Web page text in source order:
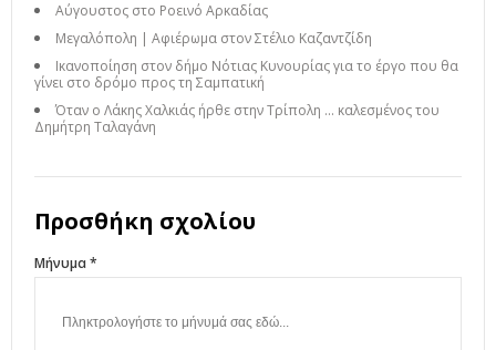
Αύγουστος στο Ροεινό Αρκαδίας
Μεγαλόπολη | Αφιέρωμα στον Στέλιο Καζαντζίδη
Ικανοποίηση στον δήμο Νότιας Κυνουρίας για το έργο που θα
γίνει στο δρόμο προς τη Σαμπατική
Όταν ο Λάκης Χαλκιάς ήρθε στην Τρίπολη ... καλεσμένος του
Δημήτρη Ταλαγάνη
Προσθήκη σχολίου
Μήνυμα *